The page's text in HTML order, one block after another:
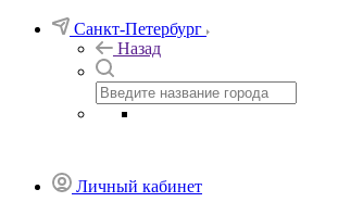
Санкт-Петербург
Назад
Личный кабинет